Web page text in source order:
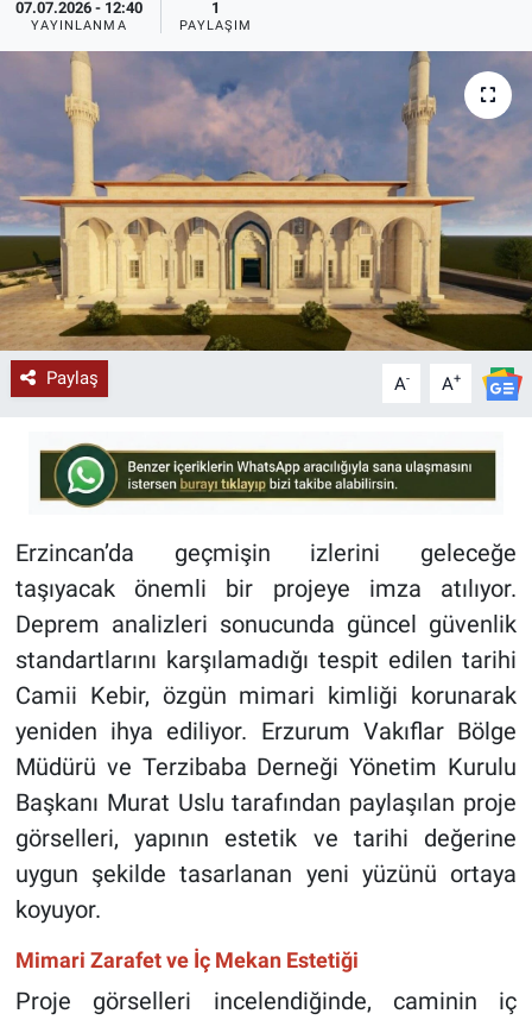
07.07.2026 - 12:40
YAYINLANMA
1
PAYLAŞIM
Paylaş A- A+
Erzincan’da geçmişin izlerini geleceğe
taşıyacak önemli bir projeye imza atılıyor.
Deprem analizleri sonucunda güncel güvenlik
standartlarını karşılamadığı tespit edilen tarihi
Camii Kebir, özgün mimari kimliği korunarak
yeniden ihya ediliyor. Erzurum Vakıflar Bölge
Müdürü ve Terzibaba Derneği Yönetim Kurulu
Başkanı Murat Uslu tarafından paylaşılan proje
görselleri, yapının estetik ve tarihi değerine
uygun şekilde tasarlanan yeni yüzünü ortaya
koyuyor.
Mimari Zarafet ve İç Mekan Estetiği
Proje görselleri incelendiğinde, caminin iç
Politika
SPOR
YAŞAM
RESMİ İLAN